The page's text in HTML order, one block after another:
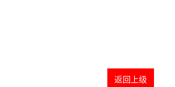
返回上级